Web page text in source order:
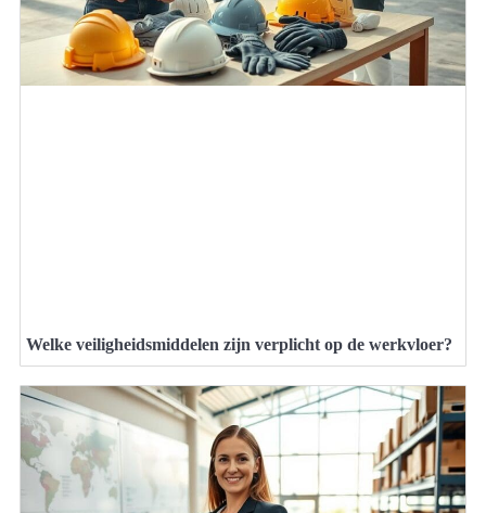
Welke veiligheidsmiddelen zijn verplicht op de werkvloer?